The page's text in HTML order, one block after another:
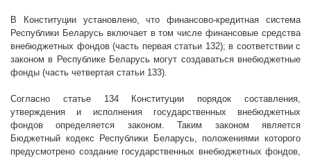
В Конституции установлено, что финансово-кредитная система
Республики Беларусь включает в том числе финансовые средства
внебюджетных фондов (часть первая статьи 132); в соответствии с
законом в Республике Беларусь могут создаваться внебюджетные
фонды (часть четвертая статьи 133).
Согласно статье 134 Конституции порядок составления,
утверждения и исполнения государственных внебюджетных
фондов определяется законом. Таким законом является
Бюджетный кодекс Республики Беларусь, положениями которого
предусмотрено создание государственных внебюджетных фондов,